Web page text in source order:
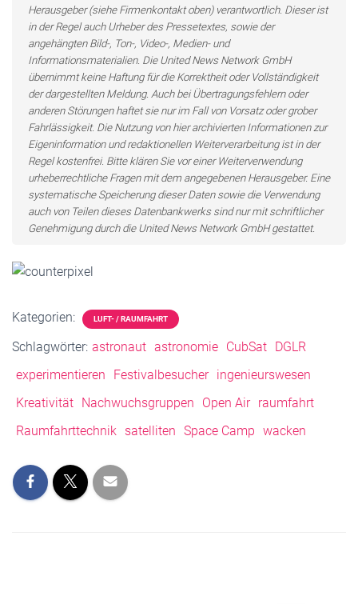
Herausgeber (siehe Firmenkontakt oben) verantwortlich. Dieser ist
in der Regel auch Urheber des Pressetextes, sowie der
angehängten Bild-, Ton-, Video-, Medien- und
Informationsmaterialien. Die United News Network GmbH
übernimmt keine Haftung für die Korrektheit oder Vollständigkeit
der dargestellten Meldung. Auch bei Übertragungsfehlern oder
anderen Störungen haftet sie nur im Fall von Vorsatz oder grober
Fahrlässigkeit. Die Nutzung von hier archivierten Informationen zur
Eigeninformation und redaktionellen Weiterverarbeitung ist in der
Regel kostenfrei. Bitte klären Sie vor einer Weiterverwendung
urheberrechtliche Fragen mit dem angegebenen Herausgeber. Eine
systematische Speicherung dieser Daten sowie die Verwendung
auch von Teilen dieses Datenbankwerks sind nur mit schriftlicher
Genehmigung durch die United News Network GmbH gestattet.
Kategorien: LUFT- / RAUMFAHRT
Schlagwörter: astronaut astronomie CubSat
DGLR
experimentieren
Festivalbesucher ingenieurswesen
Kreativität
Nachwuchsgruppen Open Air raumfahrt
Raumfahrttechnik satelliten Space Camp wacken